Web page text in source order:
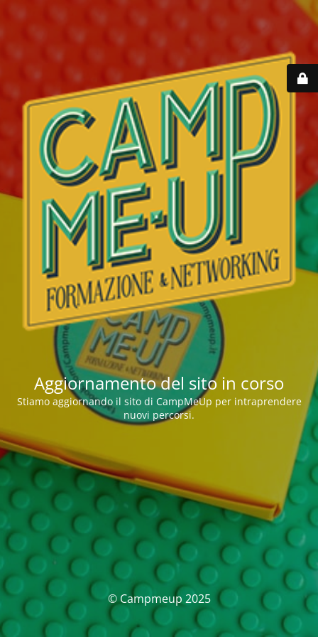
Aggiornamento del sito in corso
Stiamo aggiornando il sito di CampMeUp per intraprendere
nuovi percorsi.
© Campmeup 2025